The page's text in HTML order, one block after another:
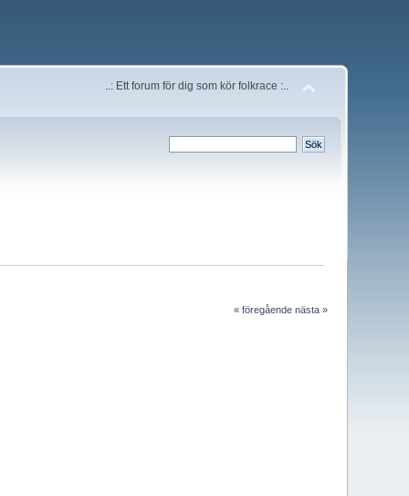
..: Ett forum för dig som kör folkrace :..
« föregående nästa »